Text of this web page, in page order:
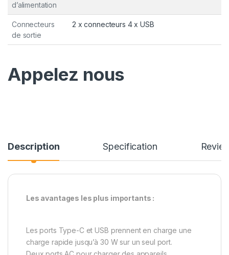
d’alimentation
Connecteurs
de sortie
2 x connecteurs 4 x USB
Appelez nous
Description Specification
Les avantages les plus importants :
Les ports Type-C et USB prennent en charge une
charge rapide jusqu’à 30 W sur un seul port.